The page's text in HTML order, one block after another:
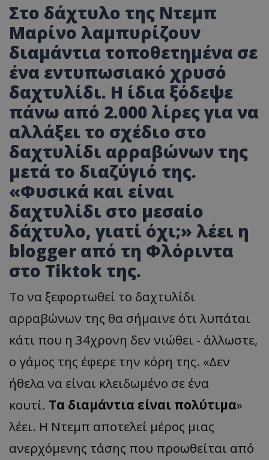
Στο δάχτυλο της Ντεμπ
Μαρίνο λαμπυρίζουν
διαμάντια τοποθετημένα σε
ένα εντυπωσιακό χρυσό
δαχτυλίδι. Η ίδια ξόδεψε
πάνω από 2.000 λίρες για να
αλλάξει το σχέδιο στο
δαχτυλίδι αρραβώνων της
μετά το διαζύγιό της.
«Φυσικά και είναι
δαχτυλίδι στο μεσαίο
δάχτυλο, γιατί όχι;» λέει η
blogger από τη Φλόριντα
στο Tiktok της.
Το να ξεφορτωθεί το δαχτυλίδι
αρραβώνων της θα σήμαινε ότι λυπάται
κάτι που η 34χρονη δεν νιώθει - άλλωστε,
ο γάμος της έφερε την κόρη της. «Δεν
ήθελα να είναι κλειδωμένο σε ένα
κουτί. Τα διαμάντια είναι πολύτιμα»
λέει. Η Ντεμπ αποτελεί μέρος μιας
ανερχόμενης τάσης που προωθείται από